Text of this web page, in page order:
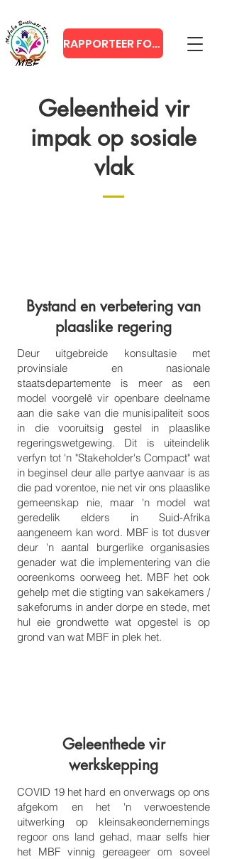
RAPPORTEER FOUT
Geleentheid vir
impak op sosiale
vlak
Bystand en verbetering van
plaaslike regering
Deur uitgebreide konsultasie met
provinsiale en nasionale
staatsdepartemente is meer as een
model voorgelê vir openbare deelname
aan die sake van die munisipaliteit soos
in die vooruitsig gestel in plaaslike
regeringswetgewing. Dit is uiteindelik
verfyn tot 'n "Stakeholder's Compact" wat
in beginsel deur alle partye aanvaar is as
die pad vorentoe, nie net vir ons plaaslike
gemeenskap nie, maar 'n model wat
geredelik elders in Suid-Afrika
aangeneem kan word. MBF is tot dusver
deur 'n aantal burgerlike organisasies
genader wat die implementering van die
ooreenkoms oorweeg het. MBF het ook
gehelp met die stigting van sakekamers /
sakeforums in ander dorpe en stede, met
hul eie grondwette wat opgestel is op
grond van wat MBF in plek het.
Geleenthede vir
werkskepping
COVID 19 het hard en onverwags op ons
afgekom en het 'n verwoestende
uitwerking op kleinsakeondernemings
regoor ons land gehad, maar selfs hier
het MBF vinnig gereageer om soveel